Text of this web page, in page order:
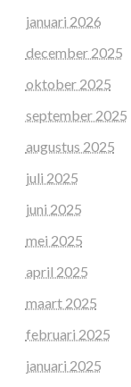
januari 2026
december 2025
oktober 2025
september 2025
augustus 2025
juli 2025
juni 2025
mei 2025
april 2025
maart 2025
februari 2025
januari 2025